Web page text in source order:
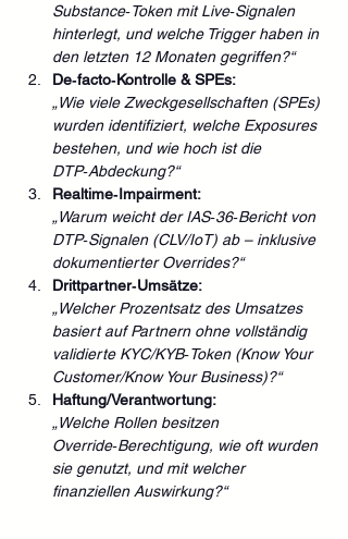
Substance‑Token mit Live‑Signalen
hinterlegt, und welche Trigger haben in
den letzten 12 Monaten gegriffen?“
De‑facto‑Kontrolle & SPEs:
„Wie viele Zweckgesellschaften (SPEs)
wurden identifiziert, welche Exposures
bestehen, und wie hoch ist die
DTP‑Abdeckung?“
Realtime‑Impairment:
„Warum weicht der IAS‑36‑Bericht von
DTP‑Signalen (CLV/IoT) ab – inklusive
dokumentierter Overrides?“
Drittpartner‑Umsätze:
„Welcher Prozentsatz des Umsatzes
basiert auf Partnern ohne vollständig
validierte KYC/KYB‑Token (Know Your
Customer/Know Your Business)?“
Haftung/Verantwortung:
„Welche Rollen besitzen
Override‑Berechtigung, wie oft wurden
sie genutzt, und mit welcher
finanziellen Auswirkung?“